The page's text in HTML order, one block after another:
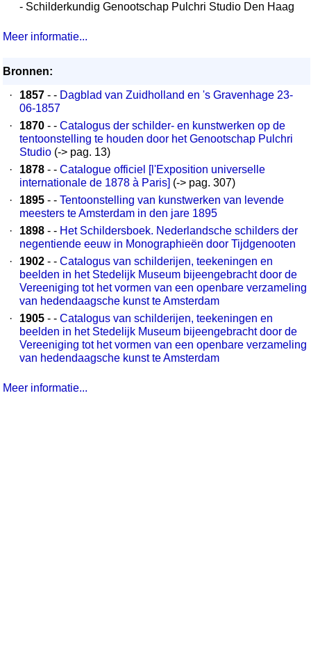
- Schilderkundig Genootschap Pulchri Studio Den Haag
Meer informatie...
Bronnen:
·
1857 - - Dagblad van Zuidholland en 's Gravenhage 23-
06-1857
·
1870 - - Catalogus der schilder- en kunstwerken op de
tentoonstelling te houden door het Genootschap Pulchri
Studio (-> pag. 13)
·
1878 - - Catalogue officiel [l'Exposition universelle
internationale de 1878 à Paris] (-> pag. 307)
·
1895 - - Tentoonstelling van kunstwerken van levende
meesters te Amsterdam in den jare 1895
·
1898 - - Het Schildersboek. Nederlandsche schilders der
negentiende eeuw in Monographieën door Tijdgenooten
·
1902 - - Catalogus van schilderijen, teekeningen en
beelden in het Stedelijk Museum bijeengebracht door de
Vereeniging tot het vormen van een openbare verzameling
van hedendaagsche kunst te Amsterdam
·
1905 - - Catalogus van schilderijen, teekeningen en
beelden in het Stedelijk Museum bijeengebracht door de
Vereeniging tot het vormen van een openbare verzameling
van hedendaagsche kunst te Amsterdam
Meer informatie...